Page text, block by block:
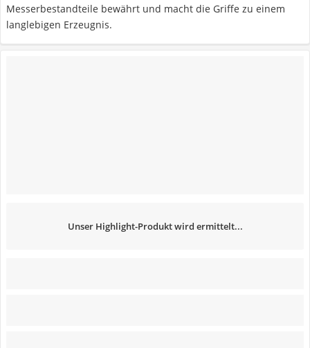
Messerbestandteile bewährt und macht die Griffe zu einem
langlebigen Erzeugnis.
Unser Highlight-Produkt wird ermittelt...